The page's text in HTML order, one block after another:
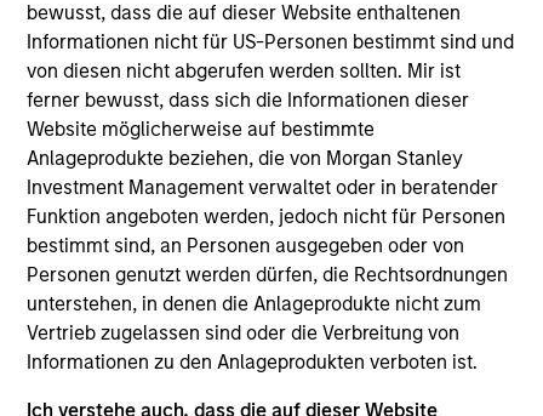
bewusst, dass die auf dieser Website enthaltenen
Informationen nicht für US-Personen bestimmt sind und
von diesen nicht abgerufen werden sollten. Mir ist
ferner bewusst, dass sich die Informationen dieser
Website möglicherweise auf bestimmte
Anlageprodukte beziehen, die von Morgan Stanley
Investment Management verwaltet oder in beratender
Funktion angeboten werden, jedoch nicht für Personen
bestimmt sind, an Personen ausgegeben oder von
Personen genutzt werden dürfen, die Rechtsordnungen
unterstehen, in denen die Anlageprodukte nicht zum
Vertrieb zugelassen sind oder die Verbreitung von
Informationen zu den Anlageprodukten verboten ist.
Ich verstehe auch, dass die auf dieser Website
Randy Ojukwu is a Managing Director and Partner
with the Morgan Stanley Private Equity Solutions
team. Prior to joining the firm, Randy was a
management consultant with Bain & Company,
working with clients in several different industries
including healthcare, education, and financial
services, while also spending time in Bain &
Company’s Private Equity Group, performing due
diligence on industries and potential investment
targets for leading private equity firms. Randy
received an A.B. in economics from Harvard
College, a Master's in Public Policy from the